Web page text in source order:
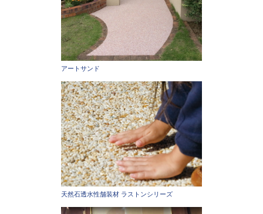
アートサンド
天然石透水性舗装材 ラストンシリーズ